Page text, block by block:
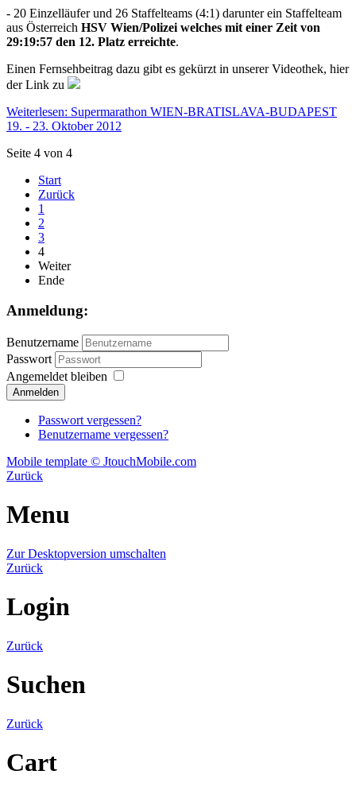
- 20 Einzelläufer und 26 Staffelteams (4:1) darunter ein Staffelteam
aus Österreich HSV Wien/Polizei welches mit einer Zeit von
29:19:57 den 12. Platz erreichte.
Einen Fernsehbeitrag dazu gibt es gekürzt in unserer Videothek, hier
der Link zu
Weiterlesen: Supermarathon WIEN-BRATISLAVA-BUDAPEST
19. - 23. Oktober 2012
Seite 4 von 4
Start
Zurück
1
2
3
4
Weiter
Ende
Anmeldung:
Benutzername
Passwort
Angemeldet bleiben
Passwort vergessen?
Benutzername vergessen?
Mobile template © JtouchMobile.com
Zurück
Menu
Zur Desktopversion umschalten
Zurück
Login
Zurück
Suchen
Zurück
Cart